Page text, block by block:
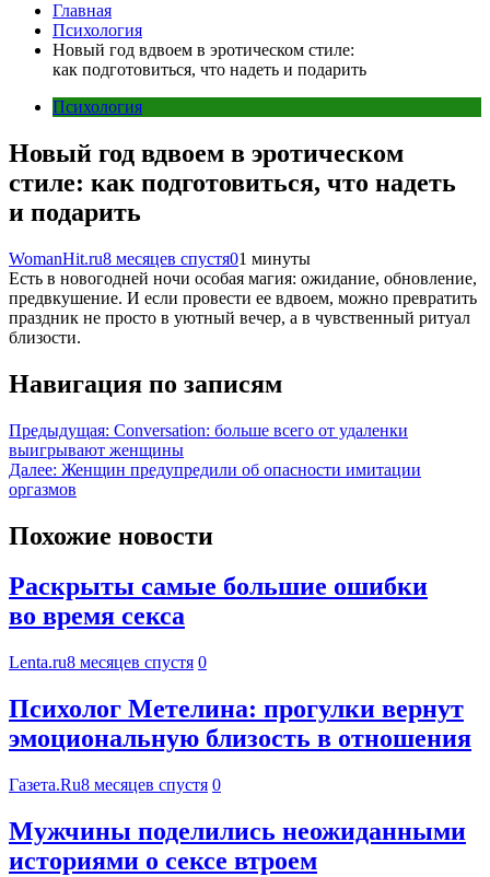
Главная
Психология
Новый год вдвоем в эротическом стиле:
как подготовиться, что надеть и подарить
Психология
Новый год вдвоем в эротическом
стиле: как подготовиться, что надеть
и подарить
WomanHit.ru8 месяцев спустя01 минуты
Есть в новогодней ночи особая магия: ожидание, обновление,
предвкушение. И если провести ее вдвоем, можно превратить
праздник не просто в уютный вечер, а в чувственный ритуал
близости.
Навигация по записям
Предыдущая: Conversation: больше всего от удаленки
выигрывают женщины
Далее: Женщин предупредили об опасности имитации
оргазмов
Похожие новости
Раскрыты самые большие ошибки
во время секса
Lenta.ru8 месяцев спустя 0
Психолог Метелина: прогулки вернут
эмоциональную близость в отношения
Газета.Ru8 месяцев спустя 0
Мужчины поделились неожиданными
историями о сексе втроем